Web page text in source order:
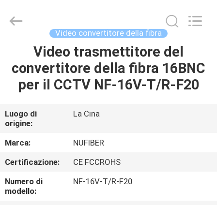
CASA
PRODOTTI
CIRCA
NOI
GIRO
DELLA
FABBRICA
Co.,Ltd.
Video convertitore della fibra
Video trasmettitore del
convertitore della fibra 16BNC
per il CCTV NF-16V-T/R-F20
Luogo di
origine:
La Cina
Marca:
NUFIBER
Certificazione:
CE FCCROHS
Numero di
modello:
NF-16V-T/R-F20